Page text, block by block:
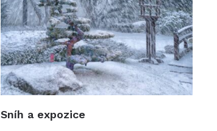
Sníh a expozice